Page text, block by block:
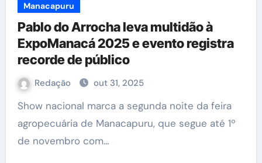
Manacapuru
Pablo do Arrocha leva multidão à
ExpoManacá 2025 e evento registra
recorde de público
Redação out 31, 2025
Show nacional marca a segunda noite da feira
agropecuária de Manacapuru, que segue até 1º
de novembro com…